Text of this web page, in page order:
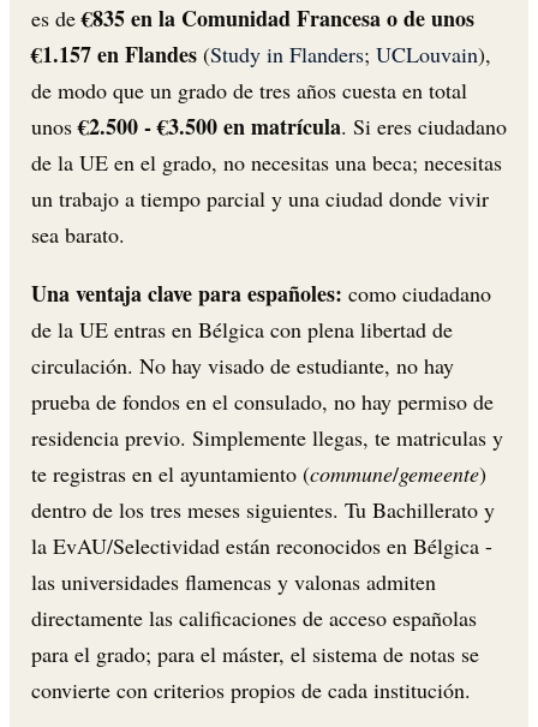
es de€835 en la Comunidad Francesa o de unos
€1.157 en Flandes (Study in Flanders; UCLouvain),
de modo que un grado de tres años cuesta en total
unos€2.500 - €3.500 en matrícula. Si eres ciudadano
de la UE en el grado, no necesitas una beca; necesitas
un trabajo a tiempo parcial y una ciudad donde vivir
sea barato.
Una ventaja clave para españoles: como ciudadano
de la UE entras en Bélgica con plena libertad de
circulación. No hay visado de estudiante, no hay
prueba de fondos en el consulado, no hay permiso de
residencia previo. Simplemente llegas, te matriculas y
te registras en el ayuntamiento (commune/gemeente)
dentro de los tres meses siguientes. Tu Bachillerato y
la EvAU/Selectividad están reconocidos en Bélgica -
las universidades flamencas y valonas admiten
directamente las calificaciones de acceso españolas
para el grado; para el máster, el sistema de notas se
convierte con criterios propios de cada institución.